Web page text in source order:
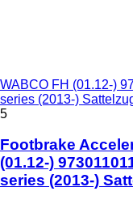
WABCO FH (01.12-)
series (2013-)
5
Footbrake
(01.12-)
series (2013-)